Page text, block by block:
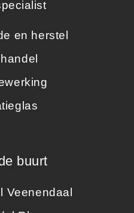
en herstel
buurt
Veenendaal